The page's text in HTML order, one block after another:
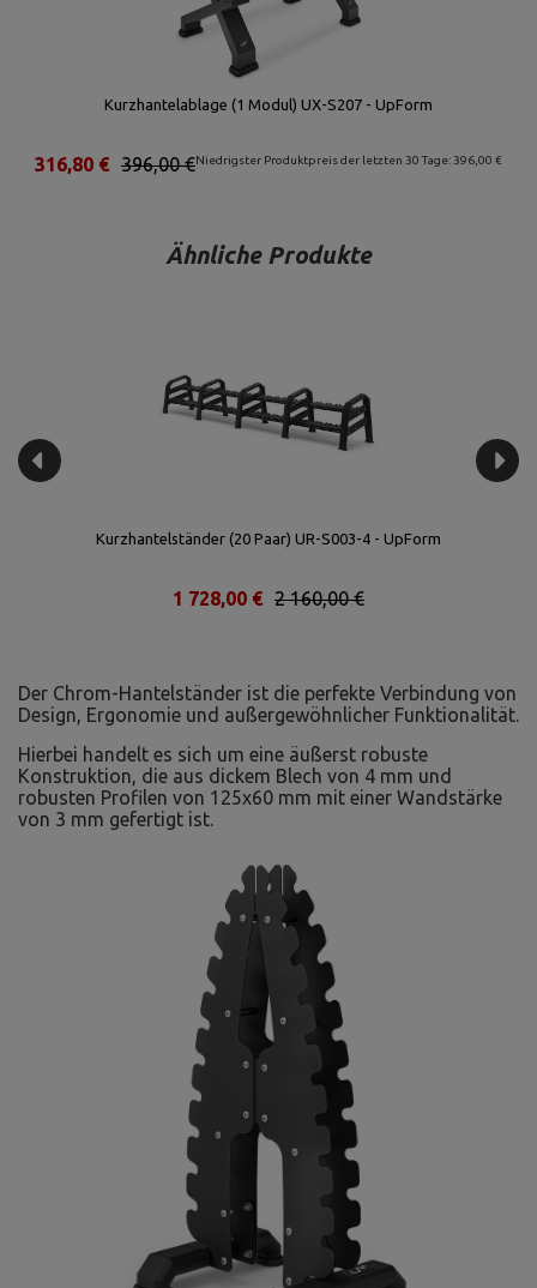
Kurzhantelablage (1 Modul) UX-S207 - UpForm
Niedrigster Produktpreis der letzten 30 Tage: 396,00 €
396,00 €
316,80 €
Ähnliche Produkte
Kurzhantelständer (20 Paar) UR-S003-4 - UpForm
2 160,00 €
1 728,00 €
Der Chrom-Hantelständer ist die perfekte Verbindung von
Design, Ergonomie und außergewöhnlicher Funktionalität.
Hierbei handelt es sich um eine äußerst robuste
Konstruktion, die aus dickem Blech von 4 mm und
robusten Profilen von 125x60 mm mit einer Wandstärke
von 3 mm gefertigt ist.